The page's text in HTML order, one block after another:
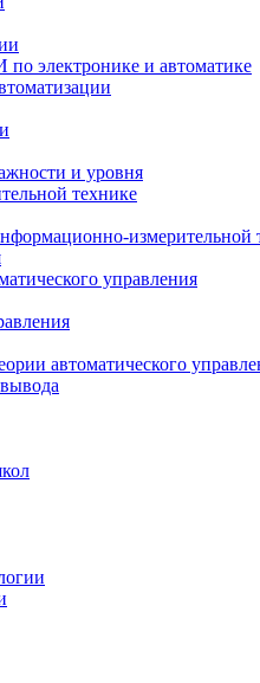
электронике и автоматике
и уровня
технике
измерительной
управления
автоматического